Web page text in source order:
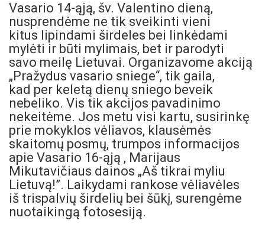
Vasario 14-ąją, šv. Valentino dieną,
nusprendėme ne tik sveikinti vieni
kitus lipindami širdeles bei linkėdami
mylėti ir būti mylimais, bet ir parodyti
savo meilę Lietuvai. Organizavome akciją
„Pražydus vasario sniege“, tik gaila,
kad per keletą dienų sniego beveik
nebeliko. Vis tik akcijos pavadinimo
nekeitėme. Jos metu visi kartu, susirinkę
prie mokyklos vėliavos, klausėmės
skaitomų posmų, trumpos informacijos
apie Vasario 16-ąją , Marijaus
Mikutavičiaus dainos „Aš tikrai myliu
Lietuvą!”. Laikydami rankose vėliavėles
iš trispalvių širdelių bei šūkį, surengėme
nuotaikingą fotosesiją.